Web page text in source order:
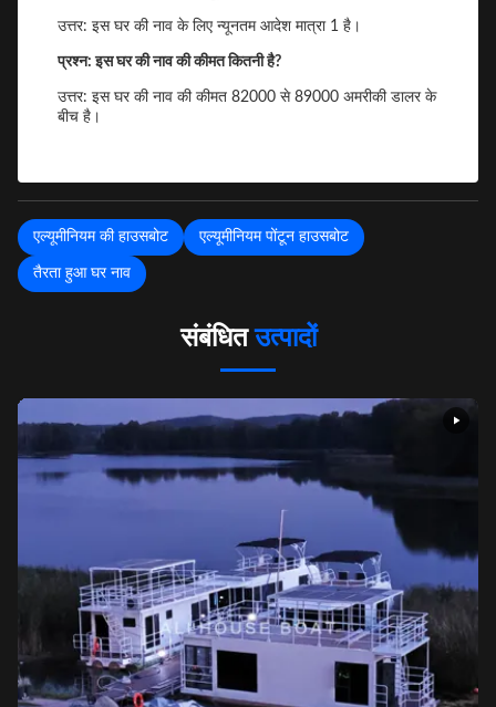
उत्तर: इस घर की नाव के लिए न्यूनतम आदेश मात्रा 1 है।
प्रश्न: इस घर की नाव की कीमत कितनी है?
उत्तर: इस घर की नाव की कीमत 82000 से 89000 अमरीकी डालर के
बीच है।
एल्यूमीनियम की हाउसबोट एल्यूमीनियम पोंटून हाउसबोट
तैरता हुआ घर नाव
संबंधितउत्पादों